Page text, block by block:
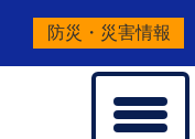
防災・災害情報